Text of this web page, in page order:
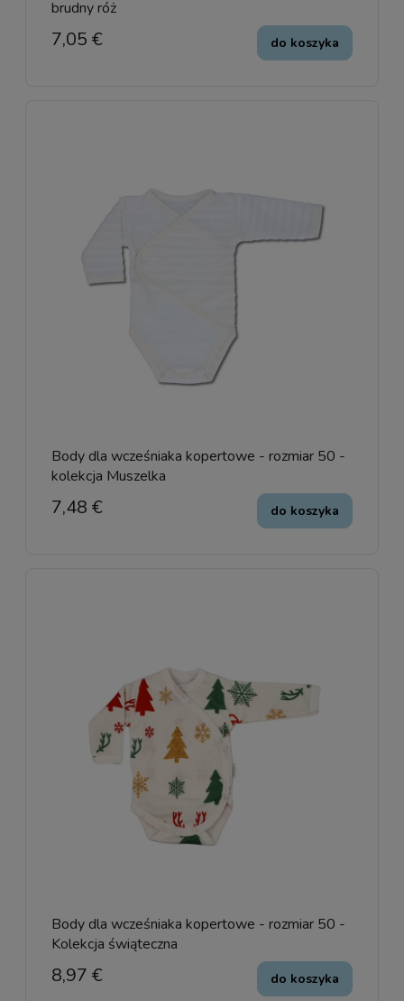
brudny róż
7,05 € do koszyka
Body dla wcześniaka kopertowe - rozmiar 50 -
kolekcja Muszelka
7,48 € do koszyka
Body dla wcześniaka kopertowe - rozmiar 50 -
Kolekcja świąteczna
8,97 € do koszyka